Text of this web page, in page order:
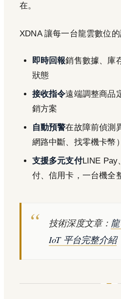
在。
XDNA 讓每一台龍雲數位的
即時回報銷售數據、庫
狀態
接收指令遠端調整商品
銷方案
自動預警在故障前偵測
網路中斷、找零機卡幣）
支援多元支付LINE Pay
付、信用卡，一台機全
技術深度文章：
IoT 平台完整介紹